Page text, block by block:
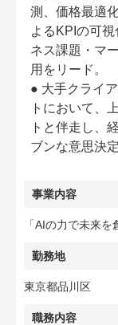
測、価格最適
よるKPIの可
ネス課題・マ
用をリード。
● 大手クライ
トにおいて、
トと伴走し、
ブンな意思決
事業内容
「AIの力で未来を
勤務地
東京都品川区
職務内容